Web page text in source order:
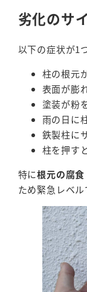
劣化のサ
以下の症状が1
柱の根元
表面が膨
塗装が粉
雨の日に
鉄製柱に
柱を押す
特に根元の腐
ため緊急レベル